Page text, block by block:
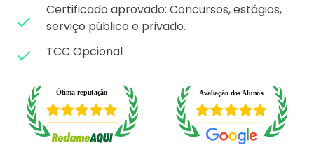
Certificado aprovado: Concursos, estágios,
serviço público e privado.
TCC Opcional